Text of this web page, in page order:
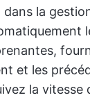
dans la
et les
la vitesse